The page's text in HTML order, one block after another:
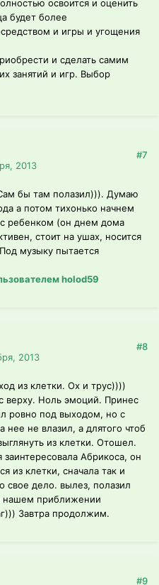
освоится и оценить
будет более
и игры и угощения
и сделать самим
занятий и игр. Выбор
2013
#7
бы там полазил))). Думаю
а потом тихонько начнем
с ребенком (он днем дома
стоит на ушах, носится
музыку пытается
holod59
2013
#8
из клетки. Ох и трус))))
верху. Ноль эмоций. Принес
ровно под выходом, но с
нее не влазил, а длятого чтоб
из клетки. Отошел.
заинтересовала Абрикоса, он
из клетки, сначала так и
свое дело. вылез, полазил
приближении
Завтра продолжим.
#9